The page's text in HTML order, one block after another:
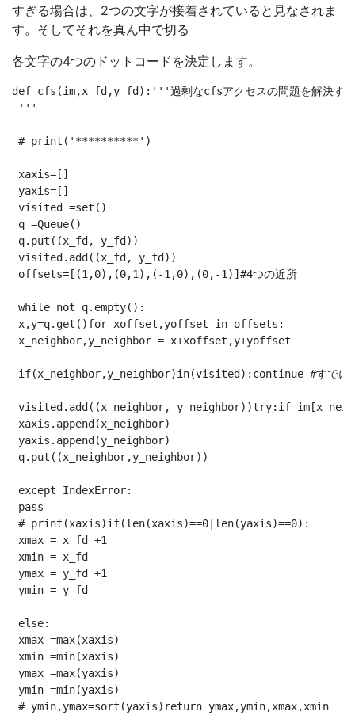
すぎる場合は、2つの文字が接着されていると見なされま
す。そしてそれを真ん中で切る
各文字の4つのドットコードを決定します。
def cfs(im,x_fd,y_fd):'''過剰なcfsアクセスの問題を解決するため
'''
# print('**********')
xaxis=[]
yaxis=[]
visited =set()
q =Queue()
q.put((x_fd, y_fd))
visited.add((x_fd, y_fd))
offsets=[(1,0),(0,1),(-1,0),(0,-1)]#4つの近所
while not q.empty():
x,y=q.get()for xoffset,yoffset in offsets:
x_neighbor,y_neighbor = x+xoffset,y+yoffset
if(x_neighbor,y_neighbor)in(visited):continue #すでに訪
visited.add((x_neighbor, y_neighbor))try:if
xaxis.append(x_neighbor)
yaxis.append(y_neighbor)
q.put((x_neighbor,y_neighbor))
except IndexError:
pass
# print(xaxis)if(len(xaxis)==0|len(yaxis)==0):
xmax = x_fd +1
xmin = x_fd
ymax = y_fd +1
ymin = y_fd
else:
xmax =max(xaxis)
xmin =min(xaxis)
ymax =max(yaxis)
ymin =min(yaxis)
# ymin,ymax=sort(yaxis)return ymax,ymin,xmax,xmin